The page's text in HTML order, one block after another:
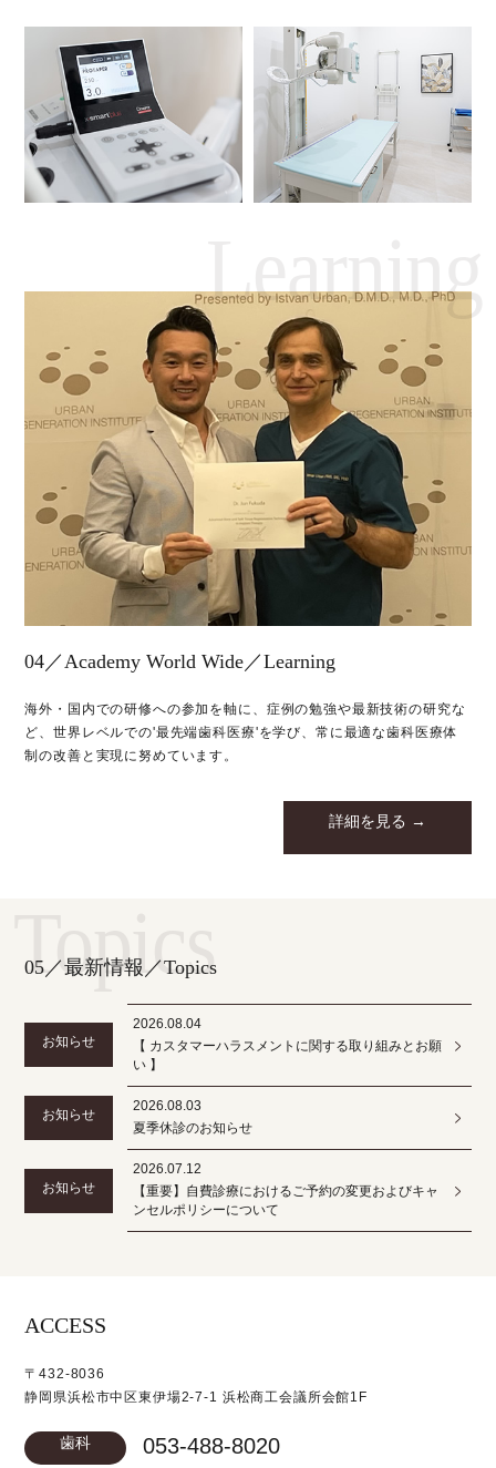
Learning
04／Academy World Wide／Learning
海外・国内での研修への参加を軸に、症例の勉強や最新技術の研究な
ど、世界レベルでの'最先端歯科医療'を学び、常に最適な歯科医療体
制の改善と実現に努めています。
詳細を見る →
Topics
05／最新情報／Topics
お知らせ
2026.08.04
【 カスタマーハラスメントに関する取り組みとお願
い 】
お知らせ
2026.08.03
夏季休診のお知らせ
お知らせ
2026.07.12
【重要】自費診療におけるご予約の変更およびキャ
ンセルポリシーについて
ACCESS
〒432-8036
静岡県浜松市中区東伊場2-7-1 浜松商工会議所会館1F
歯科 053-488-8020